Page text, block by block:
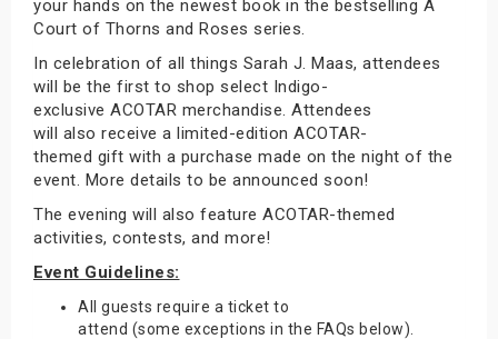
your hands on the newest book in the bestselling A
Court of Thorns and Roses series.
In celebration of all things Sarah J. Maas, attendees
will be the first to shop select Indigo-
exclusive ACOTAR merchandise. Attendees
will also receive a limited-edition ACOTAR-
themed gift with a purchase made on the night of the
event. More details to be announced soon!
The evening will also feature ACOTAR-themed
activities, contests, and more!
Event Guidelines:
All guests require a ticket to
attend (some exceptions in the FAQs below).